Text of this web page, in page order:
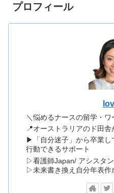
プロフィール
＼悩めるナースの留学・ワ
📍オーストラリアのド田
▶「自分迷子」から卒業し
行動できるサポート
▷看護師Japan/ アシスタ
▷未来書き換え自分年表作